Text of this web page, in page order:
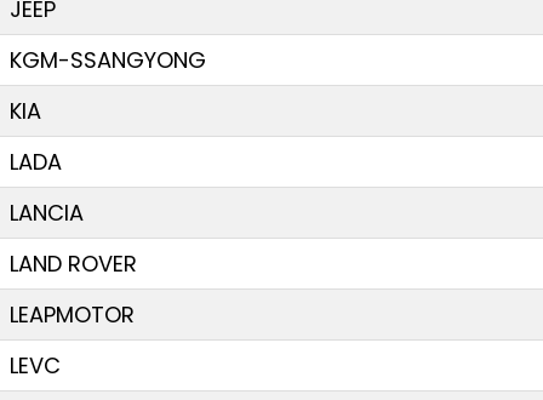
JEEP
KGM-SSANGYONG
KIA
LADA
LANCIA
LAND ROVER
LEAPMOTOR
LEVC